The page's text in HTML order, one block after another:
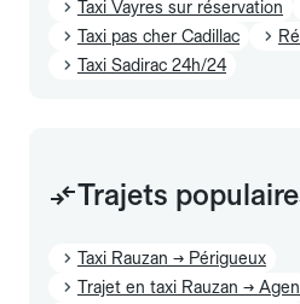
Taxi Vayres sur réservation
Taxi pas cher Cadillac
Taxi Sadirac 24h/24
Trajets
Taxi Rauzan → Périgueux
Trajet en taxi Rauzan → Agen